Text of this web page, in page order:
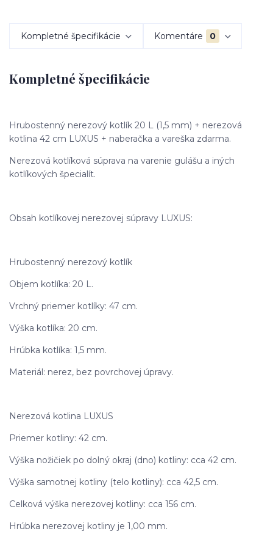
Kompletné špecifikácie Komentáre 0
Kompletné špecifikácie
Hrubostenný nerezový kotlík 20 L (1,5 mm) + nerezová
kotlina 42 cm LUXUS + naberačka a vareška zdarma.
Nerezová kotlíková súprava na varenie gulášu a iných
kotlíkových špecialít.
Obsah kotlíkovej nerezovej súpravy LUXUS:
Hrubostenný nerezový kotlík
Objem kotlíka: 20 L.
Vrchný priemer kotlíky: 47 cm.
Výška kotlíka: 20 cm.
Hrúbka kotlíka: 1,5 mm.
Materiál: nerez, bez povrchovej úpravy.
Nerezová kotlina LUXUS
Priemer kotliny: 42 cm.
Výška nožičiek po dolný okraj (dno) kotliny: cca 42 cm.
Výška samotnej kotliny (telo kotliny): cca 42,5 cm.
Celková výška nerezovej kotliny: cca 156 cm.
Hrúbka nerezovej kotliny je 1,00 mm.